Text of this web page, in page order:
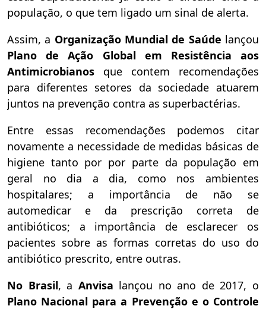
população, o que tem ligado um sinal de alerta.
Assim, a Organização Mundial de Saúde lançou
Plano de Ação Global em Resistência aos
Antimicrobianos que
contem recomendações
para diferentes setores da sociedade atuarem
juntos na prevenção contra as superbactérias.
Entre essas recomendações podemos citar
novamente a necessidade de medidas básicas de
higiene tanto por por parte da população em
geral no dia a dia, como nos ambientes
hospitalares; a importância de não se
automedicar e da prescrição correta de
antibióticos; a importância de esclarecer os
pacientes sobre as formas corretas do uso do
antibiótico prescrito, entre outras.
No Brasil, a Anvisa lançou no ano de 2017, o
Plano Nacional para a Prevenção e o Controle